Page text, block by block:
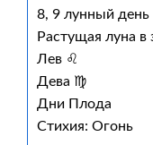
8, 9 лунный день
Растущая луна в
Лев ♌
Дева ♍
Дни Плода
Стихия: Огонь